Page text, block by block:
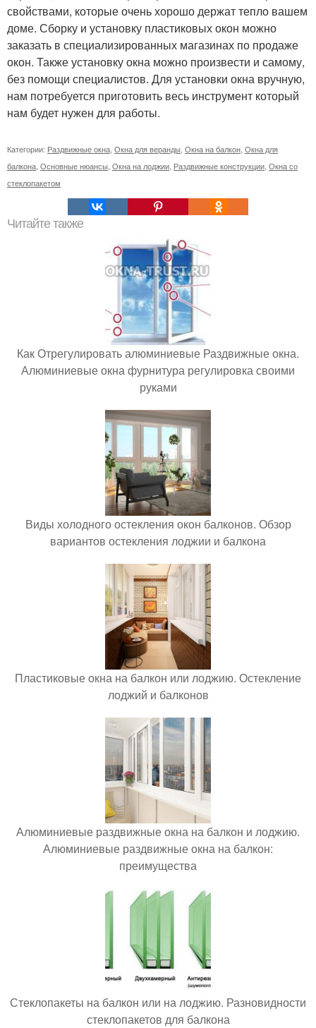
свойствами, которые очень хорошо держат тепло вашем
доме. Сборку и установку пластиковых окон можно
заказать в специализированных магазинах по продаже
окон. Также установку окна можно произвести и самому,
без помощи специалистов. Для установки окна вручную,
нам потребуется приготовить весь инструмент который
нам будет нужен для работы.
Категории: Раздвижные окна Окна для веранды Окна на балкон Окна для
балкона Основные нюансы Окна на лоджии Раздвижные конструкции Окна со
стеклопакетом
Читайте также
Как Отрегулировать алюминиевые Раздвижные окна.
Алюминиевые окна фурнитура регулировка своими
руками
Виды холодного остекления окон балконов. Обзор
вариантов остекления лоджии и балкона
Пластиковые окна на балкон или лоджию. Остекление
лоджий и балконов
Алюминиевые раздвижные окна на балкон и лоджию.
Алюминиевые раздвижные окна на балкон:
преимущества
Стеклопакеты на балкон или на лоджию. Разновидности
стеклопакетов для балкона